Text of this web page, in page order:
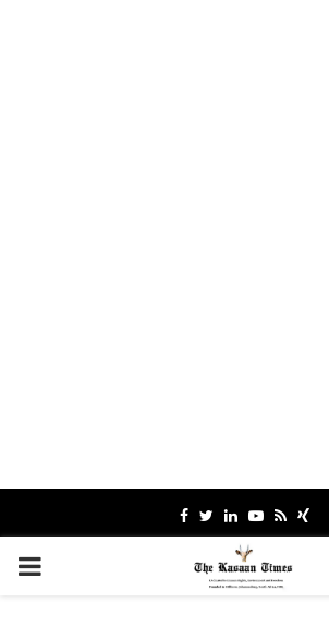
Facebook
TwitterLinkedinYoutube
RssXing
PRIMARY